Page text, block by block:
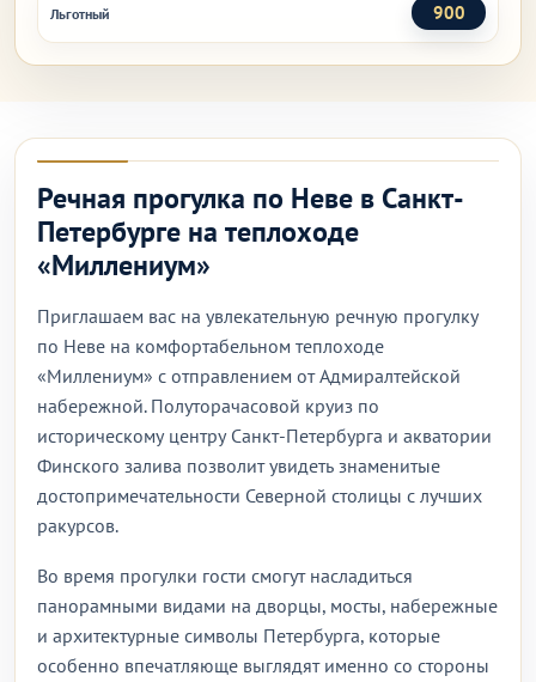
Льготный 900
Речная прогулка по Неве в Санкт-
Петербурге на теплоходе
«Миллениум»
Приглашаем вас на увлекательную речную прогулку
по Неве на комфортабельном теплоходе
«Миллениум» с отправлением от Адмиралтейской
набережной. Полуторачасовой круиз по
историческому центру Санкт-Петербурга и акватории
Финского залива позволит увидеть знаменитые
достопримечательности Северной столицы с лучших
ракурсов.
Во время прогулки гости смогут насладиться
панорамными видами на дворцы, мосты, набережные
и архитектурные символы Петербурга, которые
особенно впечатляюще выглядят именно со стороны